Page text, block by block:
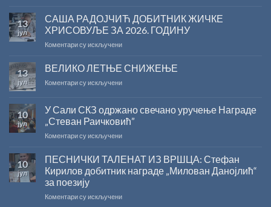
поводом
резултата
конкурса
Министарства
за
капиталних
на
српском
13
јул
САША РАДОЈЧИЋ ДОБИТНИК ЖИЧКЕ
ХРИСОВУЉЕ ЗА 2026. ГОДИНУ
Коментари су искљученина
РАДОЈЧИЋ
ЖИЧКЕ
2026.
ГОДИНУ
13
јул
ВЕЛИКО ЛЕТЊЕ СНИЖЕЊЕ
Коментари су искљученина
СНИЖЕЊЕ
10
јул
У Сали СКЗ одржано свечано уручење Награде
„Стеван Раичковић”
Коментари су искљученина
Сали
одржано
уручење
10
јул
ПЕСНИЧКИ ТАЛЕНАТ ИЗ ВРШЦА: Стефан
Кирилов добитник награде „Милован Данојлић“
за поезију
Коментари су искљученина